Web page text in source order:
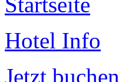
Hotel Info
Jetzt buchen